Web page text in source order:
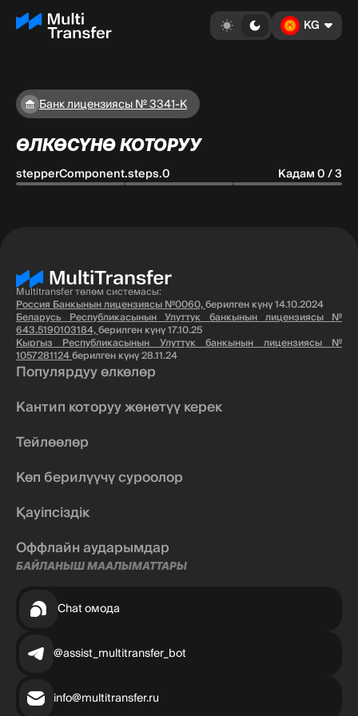
KG
Банк лицензиясы № 3341-К
ӨЛКӨСҮНӨ КОТОРУУ
stepperComponent.steps.0 Кадам 0 / 3
Multitransfer төлөм системасы:
Россия Банкынын лицензиясы №0060,берилген күнү 14.10.2024
Беларусь Республикасынын Улуттук банкынын лицензиясы №
643.5190103184,берилген күнү 17.10.25
Кыргыз Республикасынын Улуттук банкынын лицензиясы №
1057281124берилген күнү 28.11.24
Популярдуу өлкөлөр
Кантип которуу жөнөтүү керек
Тейлөөлөр
Көп берилүүчү суроолор
Қауіпсіздік
Оффлайн аударымдар
БАЙЛАНЫШ МААЛЫМАТТАРЫ
Chat омода
@assist_multitransfer_bot
info@multitransfer.ru